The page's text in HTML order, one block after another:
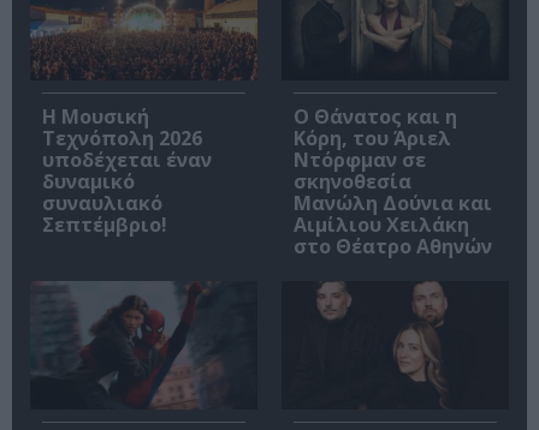
Η Μουσική
Τεχνόπολη 2026
υποδέχεται έναν
δυναμικό
συναυλιακό
Σεπτέμβριο!
Ο Θάνατος και η
Κόρη, του Άριελ
Ντόρφμαν σε
σκηνοθεσία
Μανώλη Δούνια και
Αιμίλιου Χειλάκη
στο Θέατρο Αθηνών